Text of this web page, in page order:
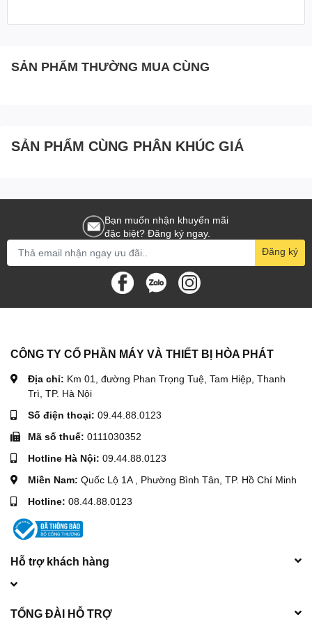
SẢN PHẨM THƯỜNG MUA CÙNG
SẢN PHẨM CÙNG PHÂN KHÚC GIÁ
Bạn muốn nhận khuyến mãi
đặc biệt? Đăng ký ngay.
Đăng ký
CÔNG TY CỔ PHẦN MÁY VÀ THIẾT BỊ HÒA PHÁT
Địa chỉ: Km 01, đường Phan Trọng Tuệ, Tam Hiệp, Thanh
Trì, TP. Hà Nội
Số điện thoại: 09.44.88.0123
Mã số thuế: 0111030352
Hotline Hà Nội: 09.44.88.0123
Miền Nam: Quốc Lộ 1A , Phường Bình Tân, TP. Hồ Chí Minh
Hotline: 08.44.88.0123
Hỗ trợ khách hàng
TỔNG ĐÀI HỖ TRỢ